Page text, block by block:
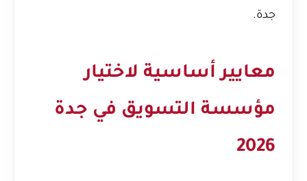
جدة.
معايير أساسية لاختيار
مؤسسة التسويق في جدة
2026